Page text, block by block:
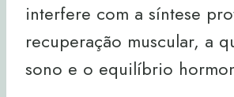
interfere com a síntese
recuperação muscular, a
sono e o equilíbrio